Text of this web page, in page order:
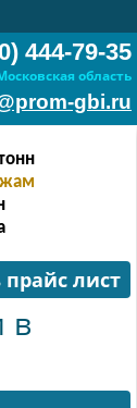
444-79-35
область
gbi.ru
прайс лист
в